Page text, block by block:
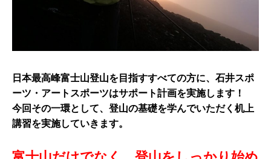
日本最高峰富士山登山を目指すすべての方に、石井スポ
ーツ・アートスポーツはサポート計画を実施します！
今回その一環として、登山の基礎を学んでいただく机上
講習を実施していきます。